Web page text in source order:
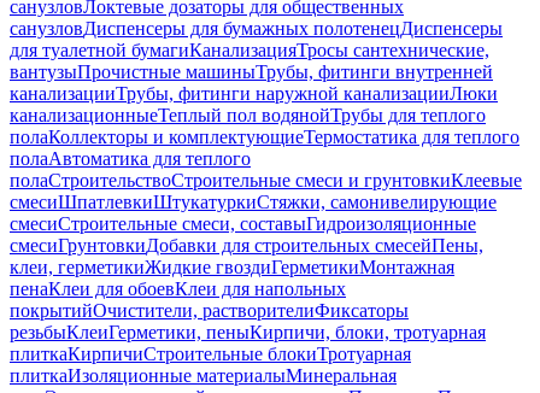
санузловЛоктевые дозаторы для общественных
санузловДиспенсеры для бумажных полотенецДиспенсеры
для туалетной бумагиКанализацияТросы сантехнические,
вантузыПрочистные машиныТрубы, фитинги внутренней
канализацииТрубы, фитинги наружной канализацииЛюки
канализационныеТеплый пол водянойТрубы для теплого
полаКоллекторы и комплектующиеТермостатика для теплого
полаАвтоматика для теплого
полаСтроительствоСтроительные смеси и грунтовкиКлеевые
смесиШпатлевкиШтукатуркиСтяжки, самонивелирующие
смесиСтроительные смеси, составыГидроизоляционные
смесиГрунтовкиДобавки для строительных смесейПены,
клеи, герметикиЖидкие гвоздиГерметикиМонтажная
пенаКлеи для обоевКлеи для напольных
покрытийОчистители, растворителиФиксаторы
резьбыКлеиГерметики, пеныКирпичи, блоки, тротуарная
плиткаКирпичиСтроительные блокиТротуарная
плиткаИзоляционные материалыМинеральная